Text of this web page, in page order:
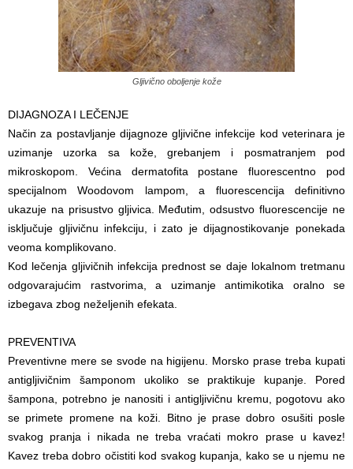
Gljivično oboljenje kože
DIJAGNOZA I LEČENJE
Način za postavljanje dijagnoze gljivične infekcije kod veterinara je
uzimanje uzorka sa kože, grebanjem i posmatranjem pod
mikroskopom. Većina dermatofita postane fluorescentno pod
specijalnom Woodovom lampom, a fluorescencija definitivno
ukazuje na prisustvo gljivica. Međutim, odsustvo fluorescencije ne
isključuje gljivičnu infekciju, i zato je dijagnostikovanje ponekada
veoma komplikovano.
Kod lečenja gljivičnih infekcija prednost se daje lokalnom tretmanu
odgovarajućim rastvorima, a uzimanje antimikotika oralno se
izbegava zbog neželjenih efekata.
PREVENTIVA
Preventivne mere se svode na higijenu. Morsko prase treba kupati
antigljivičnim šamponom ukoliko se praktikuje kupanje. Pored
šampona, potrebno je nanositi i antigljivičnu kremu, pogotovu ako
se primete promene na koži. Bitno je prase dobro osušiti posle
svakog pranja i nikada ne treba vraćati mokro prase u kavez!
Kavez treba dobro očistiti kod svakog kupanja, kako se u njemu ne